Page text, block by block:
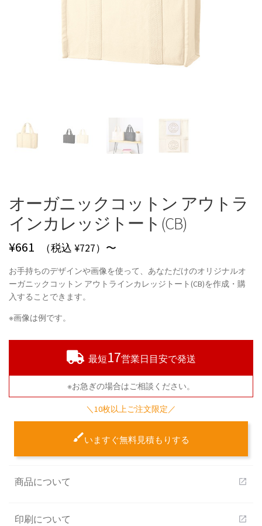
オーガニックコットン アウトラ
インカレッジトート(CB)
¥661 （税込 ¥727）〜
お手持ちのデザインや画像を使って、あなただけのオリジナルオ
ーガニックコットン アウトラインカレッジトート(CB)を作成・購
入することできます。
※画像は例です。
最短17営業日目安で発送
※お急ぎの場合はご相談ください。
＼10枚以上ご注文限定／
いますぐ無料見積もりする
商品について open_in_new
印刷について open_in_new